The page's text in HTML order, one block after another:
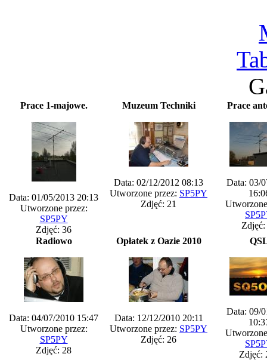
Prace 1-majowe.
Data: 01/05/2013 20:13
Utworzone przez:
SP5PY
Zdjęć: 36
Muzeum Techniki
Data: 02/12/2012 08:13
Utworzone przez: SP5PY
Zdjęć: 21
Prace
Data: 03/
Zdjęć:
Radiowo
Data: 04/07/2010 15:47
Utworzone przez:
SP5PY
Zdjęć: 28
Opłatek z Oazie 2010
Data: 12/12/2010 20:11
Utworzone przez: SP5PY
Zdjęć: 26
Data: 09/
Zdjęć: